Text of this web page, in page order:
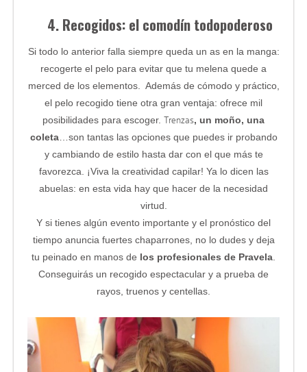
4. Recogidos: el comodín todopoderoso
Si todo lo anterior falla siempre queda un as en la manga:
recogerte el pelo para evitar que tu melena quede a
merced de los elementos. Además de cómodo y práctico,
el pelo recogido tiene otra gran ventaja: ofrece mil
posibilidades para escoger. Trenzas, un moño, una
coleta…son tantas las opciones que puedes ir probando
y cambiando de estilo hasta dar con el que más te
favorezca. ¡Viva la creatividad capilar! Ya lo dicen las
abuelas: en esta vida hay que hacer de la necesidad
virtud.
Y si tienes algún evento importante y el pronóstico del
tiempo anuncia fuertes chaparrones, no lo dudes y deja
tu peinado en manos de los profesionales de Pravela
Conseguirás un recogido espectacular y a prueba de
rayos, truenos y centellas.